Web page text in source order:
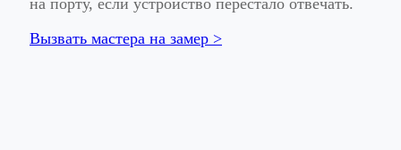
Вызвать мастера на замер >